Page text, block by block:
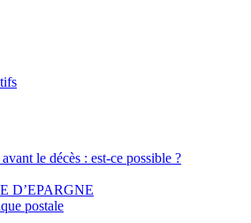
le décès : est-ce possible ?
D’EPARGNE
postale